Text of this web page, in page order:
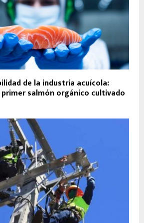
de la industria acuícola:
salmón orgánico cultivado